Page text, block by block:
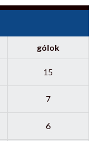
gólok
15
7
6